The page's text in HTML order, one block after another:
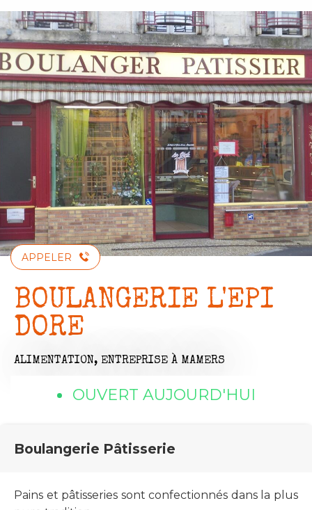
Aller
au
contenu
principal
APPELER
BOULANGERIE L'EPI
DORE
ALIMENTATION, ENTREPRISE À MAMERS
OUVERT AUJOURD'HUI
Boulangerie Pâtisserie
Pains et pâtisseries sont confectionnés dans la plus